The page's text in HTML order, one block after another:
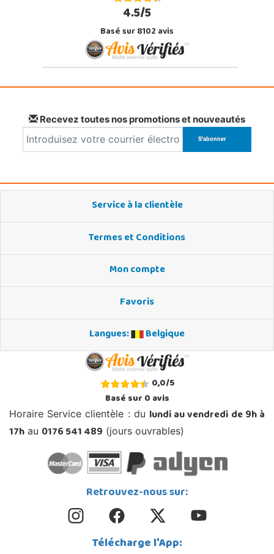
4.5/5
Basé sur 8102 avis
Recevez toutes nos promotions et nouveautés
Service à la clientèle
Termes et Conditions
Mon compte
Favoris
Langues:
Belgique
0,0/5
Basé sur0avis
Horaire Service clientèle : du lundi au vendredi de 9h à
17h au 0176 541 489 (jours ouvrables)
Retrouvez-nous sur:
Télécharge l'App: